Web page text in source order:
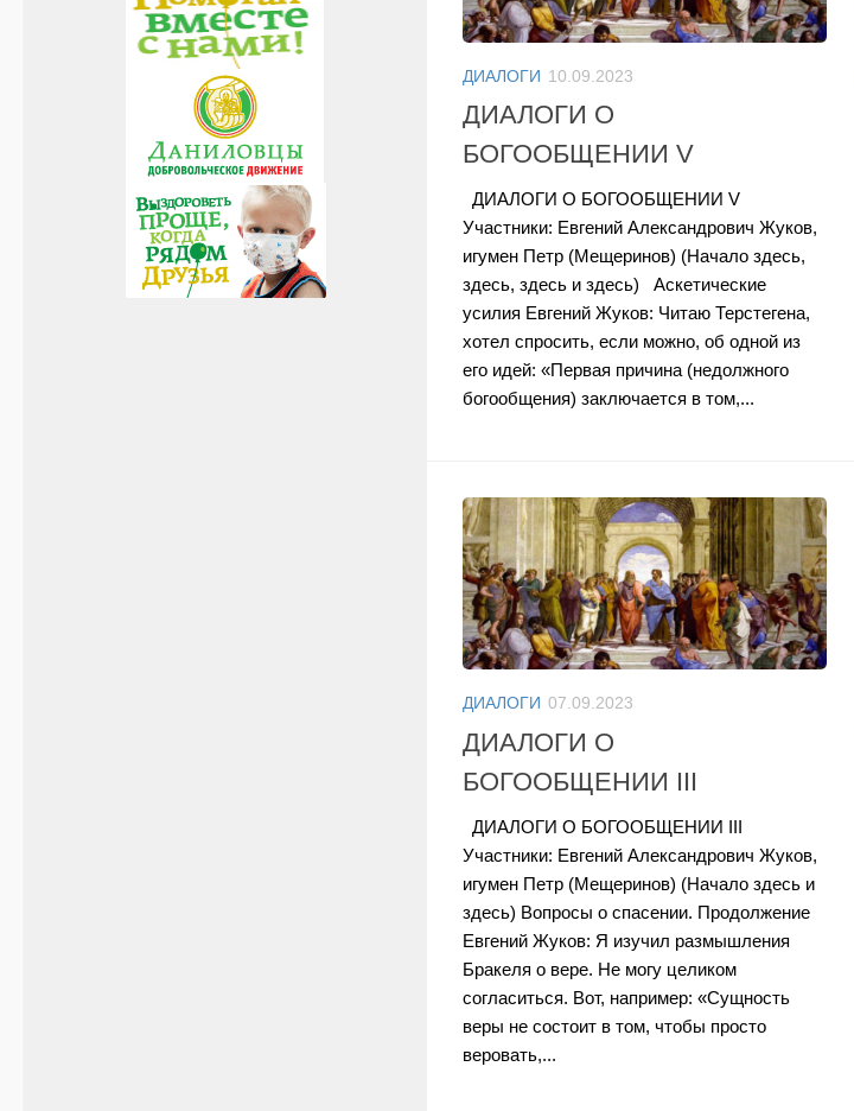
ДИАЛОГИ 10.09.2023
ДИАЛОГИ О
БОГООБЩЕНИИ V
ДИАЛОГИ О БОГООБЩЕНИИ V
Участники: Евгений Александрович Жуков,
игумен Петр (Мещеринов) (Начало здесь,
здесь, здесь и здесь) Аскетические
усилия Евгений Жуков: Читаю Терстегена,
хотел спросить, если можно, об одной из
его идей: «Первая причина (недолжного
богообщения) заключается в том,...
ДИАЛОГИ 07.09.2023
ДИАЛОГИ О
БОГООБЩЕНИИ III
ДИАЛОГИ О БОГООБЩЕНИИ III
Участники: Евгений Александрович Жуков,
игумен Петр (Мещеринов) (Начало здесь и
здесь) Вопросы о спасении. Продолжение
Евгений Жуков: Я изучил размышления
Бракеля о вере. Не могу целиком
согласиться. Вот, например: «Сущность
веры не состоит в том, чтобы просто
веровать,...